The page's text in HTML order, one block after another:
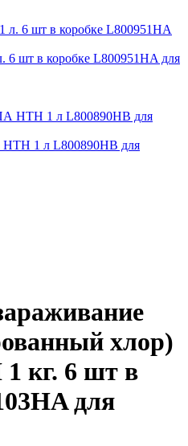
шт в коробке L800951HA для
1 л L800890HB для
хлор)
кг. 6 шт в
для